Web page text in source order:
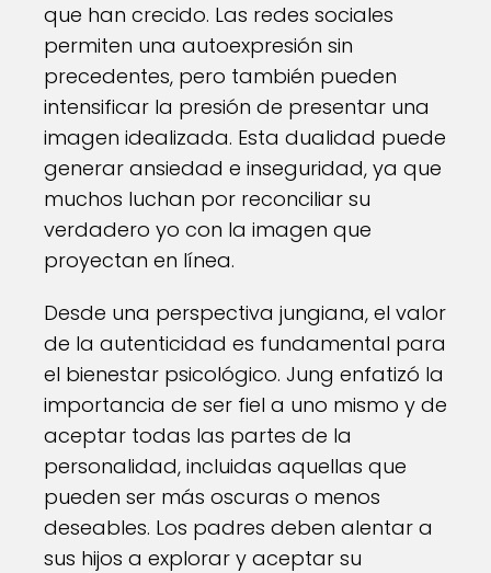
que han crecido. Las redes sociales
permiten una autoexpresión sin
precedentes, pero también pueden
intensificar la presión de presentar una
imagen idealizada. Esta dualidad puede
generar ansiedad e inseguridad, ya que
muchos luchan por reconciliar su
verdadero yo con la imagen que
proyectan en línea.
Desde una perspectiva jungiana, el valor
de la autenticidad es fundamental para
el bienestar psicológico. Jung enfatizó la
importancia de ser fiel a uno mismo y de
aceptar todas las partes de la
personalidad, incluidas aquellas que
pueden ser más oscuras o menos
deseables. Los padres deben alentar a
sus hijos a explorar y aceptar su